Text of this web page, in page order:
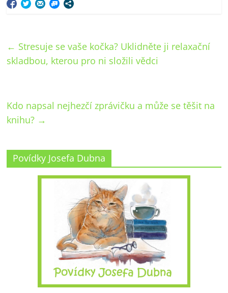
← Stresuje se vaše kočka? Uklidněte ji relaxační
skladbou, kterou pro ni složili vědci
Kdo napsal nejhezčí zprávičku a může se těšit na
knihu? →
Povídky Josefa Dubna